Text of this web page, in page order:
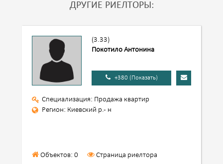
ДРУГИЕ РИЕЛТОРЫ:
(3.33)
Покотило Антонина
+380 (Показать)
Специализация: Продажа квартир
Регион: Киевский р.- н
Объектов: 0 Страница риелтора